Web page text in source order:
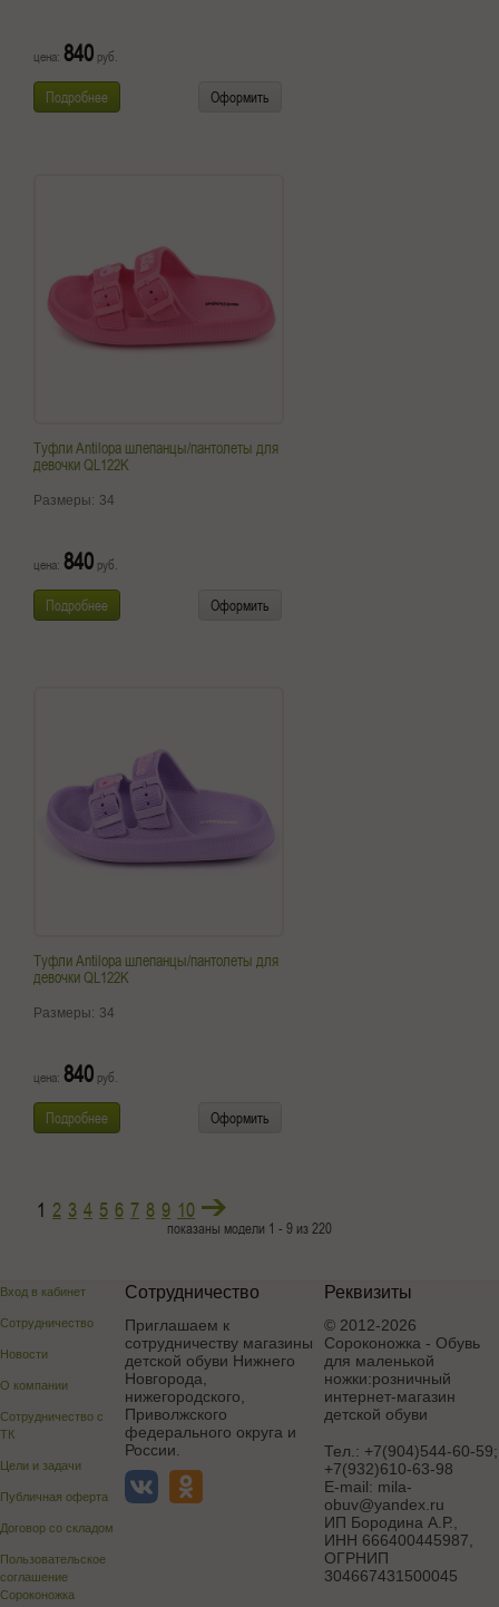
цена: 840 руб.
Подробнее Оформить
Туфли Antilopa шлепанцы/пантолеты для
девочки QL122K
Размеры: 34
цена: 840 руб.
Подробнее Оформить
Туфли Antilopa шлепанцы/пантолеты для
девочки QL122K
Размеры: 34
цена: 840 руб.
Подробнее Оформить
1 2 3 4 5 6 7 8 9 10
показаны модели 1 - 9 из 220
Вход в кабинет
Сотрудничество
Новости
О компании
Сотрудничество с
ТК
Цели и задачи
Публичная оферта
Договор со складом
Пользовательское
соглашение
Сороконожка
Сотрудничество
Приглашаем к
сотрудничеству магазины
детской обуви Нижнего
Новгорода,
нижегородского,
Приволжского
федерального округа и
России.
Реквизиты
© 2012-2026
Сороконожка - Обувь
для маленькой
ножки:розничный
интернет-магазин
детской обуви
Тел.: +7(904)544-60-59;
+7(932)610-63-98
E-mail: mila-
obuv@yandex.ru
ИП Бородина А.Р.
ИНН 666400445987,
ОГРНИП
304667431500045